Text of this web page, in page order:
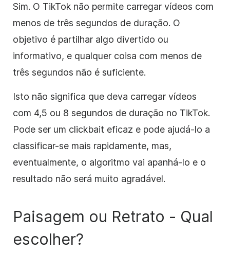
Sim. O TikTok não permite carregar vídeos com
menos de três segundos de duração. O
objetivo é partilhar algo divertido ou
informativo, e qualquer coisa com menos de
três segundos não é suficiente.
Isto não significa que deva carregar vídeos
com 4,5 ou 8 segundos de duração no TikTok.
Pode ser um clickbait eficaz e pode ajudá-lo a
classificar-se mais rapidamente, mas,
eventualmente, o algoritmo vai apanhá-lo e o
resultado não será muito agradável.
Paisagem ou Retrato - Qual
escolher?